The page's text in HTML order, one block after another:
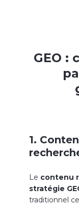
GEO :
1.
Le contenu
stratégie
traditionnel